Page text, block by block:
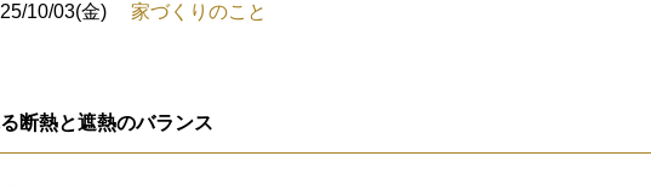
10/03(金) 家づくりのこと
断熱と遮熱のバランス